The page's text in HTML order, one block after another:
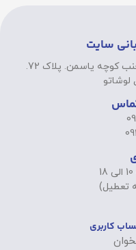
سایت
خیابان حافظ. خیابان نوفل لوشاتو. جنب کوچه یاسمن. پلاک 72.
لوشاتو
تعطیل)
کاربری